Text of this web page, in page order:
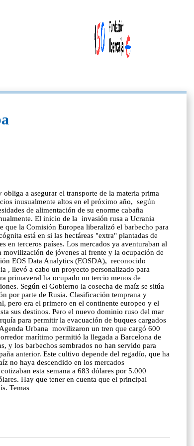
a asegurar el transporte de la materia prima
inusualmente altos en el próximo año, según
de alimentación de su enorme cabaña
El inicio de la invasión rusa a Ucrania
que la Comisión Europea liberalizó el barbecho para
está en si las hectáreas "extra" plantadas de
en terceros países. Los mercados ya aventuraban al
movilización de jóvenes al frente y la ocupación de
EOS Data Analytics (EOSDA), reconocido
, llevó a cabo un proyecto personalizado para
primaveral ha ocupado un tercio menos de
Según el Gobierno la cosecha de maíz se sitúa
por parte de Rusia. Clasificación temprana y
pero era el primero en el continente europeo y el
sus destinos. Pero el nuevo dominio ruso del mar
para permitir la evacuación de buques cargados
Urbana movilizaron un tren que cargó 600
marítimo permitió la llegada a Barcelona de
y los barbechos sembrados no han servido para
anterior. Este cultivo depende del regadío, que ha
no haya descendido en los mercados
esta semana a 683 dólares por 5.000
Hay que tener en cuenta que el principal
Temas